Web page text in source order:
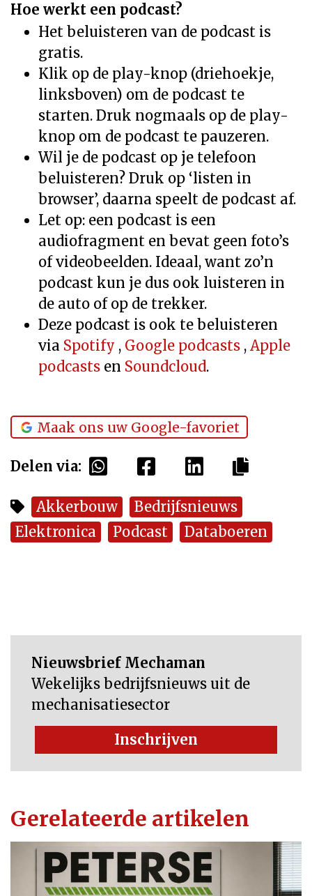
Hoe werkt een podcast?
Het beluisteren van de podcast is
gratis.
Klik op de play-knop (driehoekje,
linksboven) om de podcast te
starten. Druk nogmaals op de play-
knop om de podcast te pauzeren.
Wil je de podcast op je telefoon
beluisteren? Druk op ‘listen in
browser’, daarna speelt de podcast af.
Let op: een podcast is een
audiofragment en bevat geen foto’s
of videobeelden. Ideaal, want zo’n
podcast kun je dus ook luisteren in
de auto of op de trekker.
Deze podcast is ook te beluisteren
via Spotify , Google podcasts , Apple
podcasts en Soundcloud.
Maak ons uw Google-favoriet
Delen via:
Akkerbouw
Bedrijfsnieuws
Elektronica
Podcast Databoeren
Nieuwsbrief Mechaman
Wekelijks bedrijfsnieuws uit de
mechanisatiesector
Inschrijven
Gerelateerde artikelen